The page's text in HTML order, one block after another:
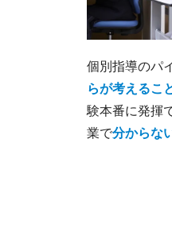
個別指導のパ
らが考えるこ
験本番に発揮
業で分からな